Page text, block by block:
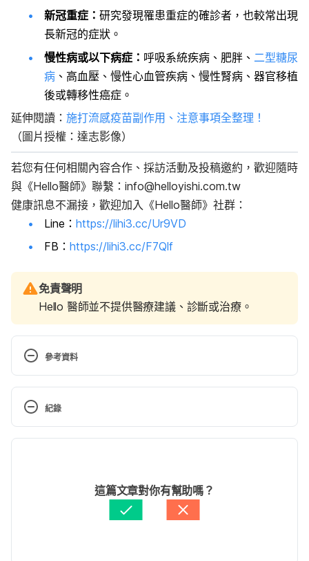
新冠重症： 研究發現罹患重症的確診者，也較常出現
長新冠的症狀。
慢性病或以下病症： 呼吸系統疾病、肥胖、 二型糖尿
病 、高血壓、慢性心血管疾病、慢性腎病、器官移植
後或轉移性癌症。
延伸閱讀： 施打流感疫苗副作用、注意事項全整理！
（圖片授權：達志影像）
若您有任何相關內容合作、採訪活動及投稿邀約，歡迎隨時
與《Hello醫師》聯繫： info@helloyishi.com.tw
健康訊息不漏接，歡迎加入《Hello醫師》社群：
Line： https://lihi3.cc/Ur9VD
FB： https://lihi3.cc/F7Qlf
免責聲明
Hello 醫師並不提供醫療建議、診斷或治療。
參考資料
Centers for Disease Control and Prevention.
Published December 16,
Ayoubkhani D. Self-reported long COVID after
infection with the Omicron variant in the UK.
紀錄
曹嘉儀
Hello 醫師
這篇文章對你有幫助嗎？